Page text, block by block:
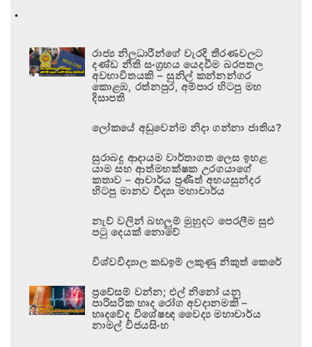
.
රාජ්‍ය නිලධාරීන්ගේ වැරදි තීරණවලට
දණ්ඩ නීති සංග්‍රහය යෙදවීම බරපතල
අවභාවිතයකි – සුනිල් කන්නන්ගර
කොළඹ, රත්නපුර, අම්පාර හිටපු මහ
දිසාපති
ලෝකයේ අඩුවෙන්ම නිදා ගන්නා ජාතිය?
සුරාබදු ආදායම වාර්තාගත ලෙස ඉහළ
යාම සහ ආත්මභක්ෂක උරගයාගේ
කතාව – ආචාර්ය ප්‍රණීත් අභයසුන්දර
හිටපු මානව විද්‍යා මහාචාර්ය
නැව් වලින් බහලුම් මුහුදට පෙරලීම සුළු
පටු දෙයක් නොවේ
විශ්වවිද්‍යාල කඩඉම් ලකුණු නිකුත් කෙරේ
ප්‍රවේසම් වන්න; එල් නිනෝ යනු
පාරිසරික හෘද රෝග අවදානමකි –
හෘදවේද විශේෂඥ වෛද්‍ය මහාචාර්ය
නාමල් විජයසිංහ